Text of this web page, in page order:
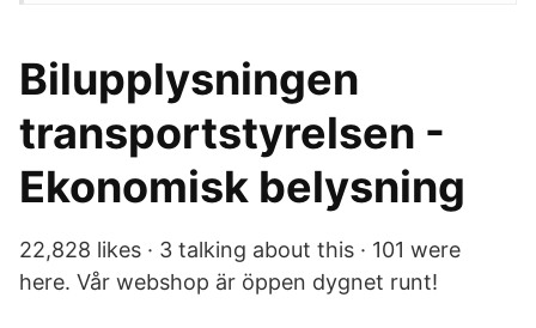
Bilupplysningen
transportstyrelsen -
Ekonomisk belysning
22,828 likes · 3 talking about this · 101 were
here. Vår webshop är öppen dygnet runt!